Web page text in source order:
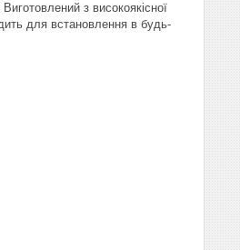
з високоякісної
для встановлення в будь-